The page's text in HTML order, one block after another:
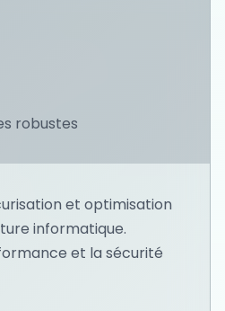
robustes
et optimisation
informatique.
et la sécurité